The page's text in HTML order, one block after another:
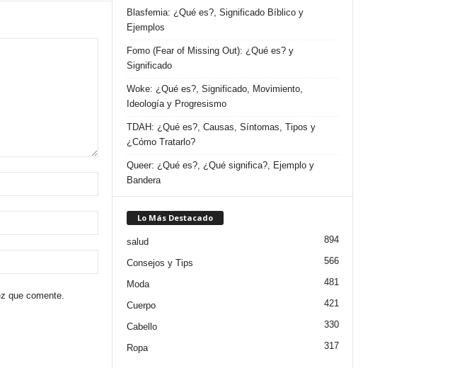
que comente.
Blasfemia: ¿Qué es?, Significado Bíblico y
Ejemplos
Fomo (Fear of Missing Out): ¿Qué es? y
Significado
Woke: ¿Qué es?, Significado, Movimiento,
Ideología y Progresismo
TDAH: ¿Qué es?, Causas, Síntomas, Tipos y
¿Cómo Tratarlo?
Queer: ¿Qué es?, ¿Qué significa?, Ejemplo y
Bandera
Lo Más Destacado
salud 894
Consejos y Tips 566
Moda 481
Cuerpo 421
Cabello 330
Ropa 317